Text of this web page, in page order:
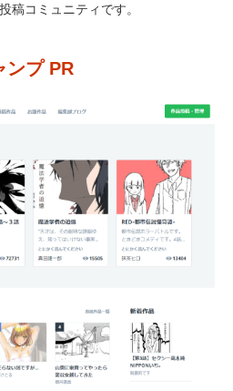
稿コミュニティです。
ンプ PR